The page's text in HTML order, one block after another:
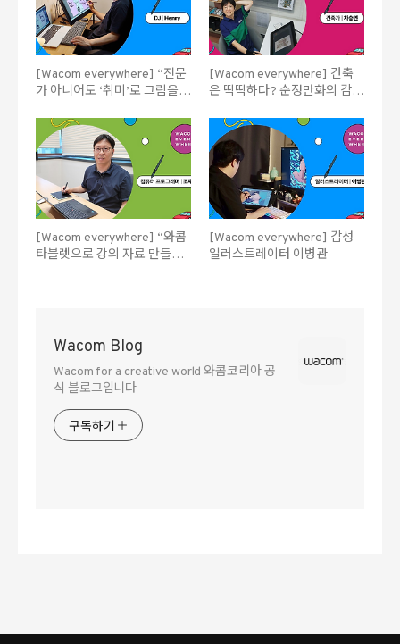
[Wacom everywhere] “전문
가 아니어도 ‘취미’로 그림을
[Wacom everywhere] 건축
은 딱딱하다? 순정만화의 감성
[Wacom everywhere] “와콤
타블렛으로 강의 자료 만들죠”
[Wacom everywhere] 감성
일러스트레이터 이병관
Wacom Blog
Wacom for a creative world 와콤코리아 공
식 블로그입니다
구독하기